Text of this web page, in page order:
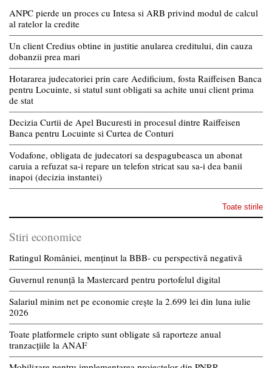
ANPC pierde un proces cu Intesa si ARB privind modul de calcul
al ratelor la credite
Un client Credius obtine in justitie anularea creditului, din cauza
dobanzii prea mari
Hotararea judecatoriei prin care Aedificium, fosta Raiffeisen Banca
pentru Locuinte, si statul sunt obligati sa achite unui client prima
de stat
Decizia Curtii de Apel Bucuresti in procesul dintre Raiffeisen
Banca pentru Locuinte si Curtea de Conturi
Vodafone, obligata de judecatori sa despagubeasca un abonat
caruia a refuzat sa-i repare un telefon stricat sau sa-i dea banii
inapoi (decizia instantei)
Toate stirile
Stiri economice
Ratingul României, menținut la BBB- cu perspectivă negativă
Guvernul renunță la Mastercard pentru portofelul digital
Salariul minim net pe economie crește la 2.699 lei din luna iulie
2026
Toate platformele cripto sunt obligate să raporteze anual
tranzacțiile la ANAF